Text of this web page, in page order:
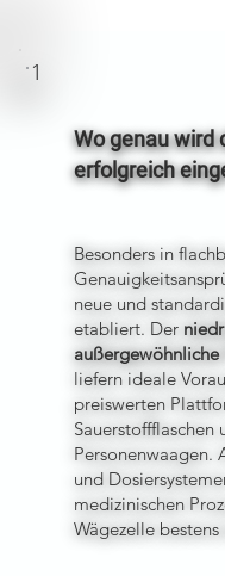
1
Wo genau wird
erfolgreich
Besonders in
neue und
etabliert. Der
außergewöhnliche
liefern ideale
preiswerten
Sauerstoffflaschen
Personenwaagen.
und
medizinischen
Wägezelle